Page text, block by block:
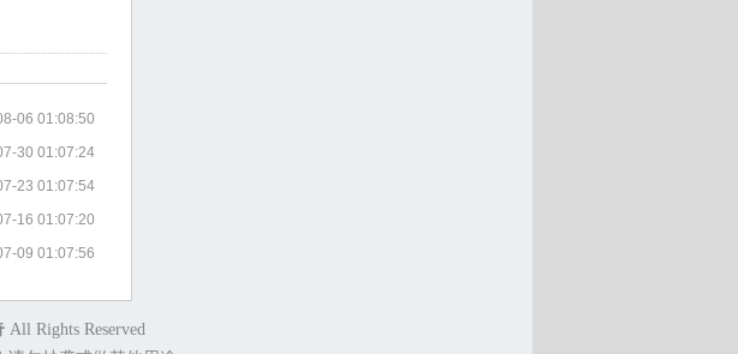
06 01:08:50
30 01:07:24
23 01:07:54
16 01:07:20
09 01:07:56
All Rights Reserved